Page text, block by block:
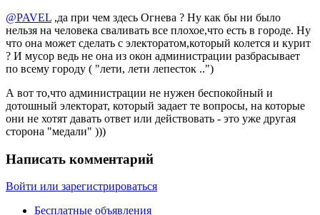
@PAVEL ,да при чем здесь Огнева ? Ну как бы ни было
нельзя на человека сваливать все плохое,что есть в городе. Ну
что она может сделать с электоратом,который колется и курит
? И мусор ведь не она из окон администрации разбрасывает
по всему городу ( "лети, лети лепесток ..")
А вот то,что администрации не нужен беспокойный и
дотошный электорат, который задает те вопросы, на которые
они не хотят давать ответ или действовать - это уже другая
сторона "медали" )))
Написать комментарий
Войти или зарегистрироваться
Бесплатные объявления